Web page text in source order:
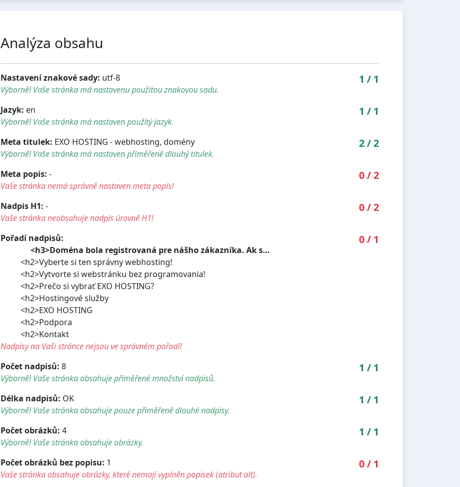
Analýza obsahu
Nastavení znakové sady: utf-8
Výborně! Vaše stránka má nastavenu použitou znakovou sadu.
1 / 1
Jazyk: en
Výborně! Vaše stránka má nastaven použitý jazyk.
1 / 1
Meta titulek: EXO HOSTING - webhosting, domény
Výborně! Vaše stránka má nastaven přiměřeně dlouhý titulek.
2/2
Meta popis: -
Vaše stránka nemá správně nastaven meta popis!
0/2
Nadpis H1: -
Vaše stránka neobsahuje nadpis úrovně H1!
0/2
Pořadí nadpisů:
<h3>Doména bola registrovaná pre nášho zákazníka. Ak s…
<h2>Vyberte si ten správny webhosting!
<h2>Vytvorte si webstránku bez programovania!
<h2>Prečo si vybrať EXO HOSTING?
<h2>Hostingové služby
<h2>EXO HOSTING
<h2>Podpora
<h2>Kontakt
Nadpisy na Vaši stránce nejsou ve správném pořadí!
0/ 1
Počet nadpisů: 8
Výborně! Vaše stránka obsahuje přiměřené množství nadpisů.
1 / 1
Délka nadpisů: OK
Výborně! Vaše stránka obsahuje pouze přiměřeně dlouhé nadpisy.
1 / 1
Počet obrázků: 4
Výborně! Vaše stránka obsahuje obrázky.
1 / 1
Počet obrázků bez popisu: 1
Vaše stránka obsahuje obrázky, které nemají vyplněn popisek (atribut alt).
0/ 1